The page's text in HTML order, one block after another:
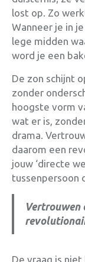
lost op. Zo
Wanneer je in
lege midden
word je een
De zon schijnt
zonder
hoogste vorm
wat er is,
drama.
daarom een
jouw ‘directe
tussenpersoon
Vertrouwen
De vraag is